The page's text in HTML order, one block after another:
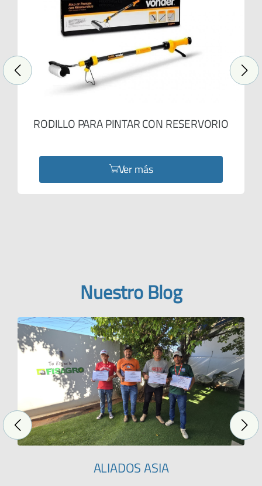
RODILLO PARA PINTAR CON RESERVORIO
Ver más
Nuestro Blog
ALIADOS ASIA